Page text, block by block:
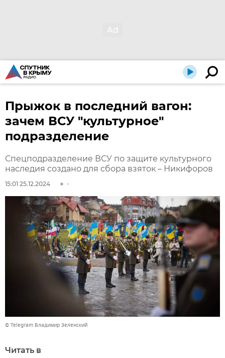
Прыжок в последний вагон:
зачем ВСУ "культурное"
подразделение
Спецподразделение ВСУ по защите культурного
наследия создано для сбора взяток – Никифоров
15:01 25.12.2024
© Telegram Владимир Зеленский
Читать в